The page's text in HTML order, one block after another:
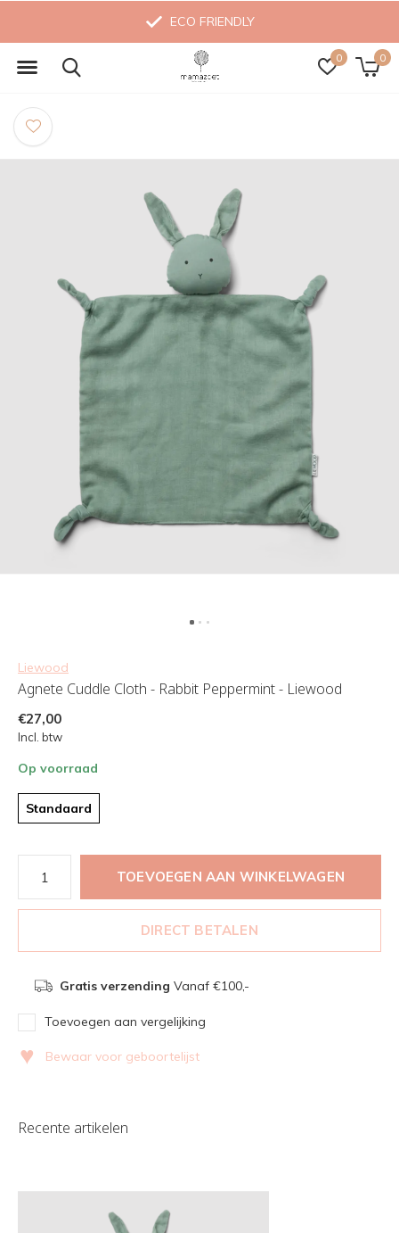
0 0
ECO FRIENDLY
Liewood
Agnete Cuddle Cloth - Rabbit Peppermint - Liewood
€27,00
Incl. btw
Op voorraad
Standaard
TOEVOEGEN AAN WINKELWAGEN
DIRECT BETALEN
Gratis verzending Vanaf €100,-
Toevoegen aan vergelijking
♥ Bewaar voor geboortelijst
Recente artikelen